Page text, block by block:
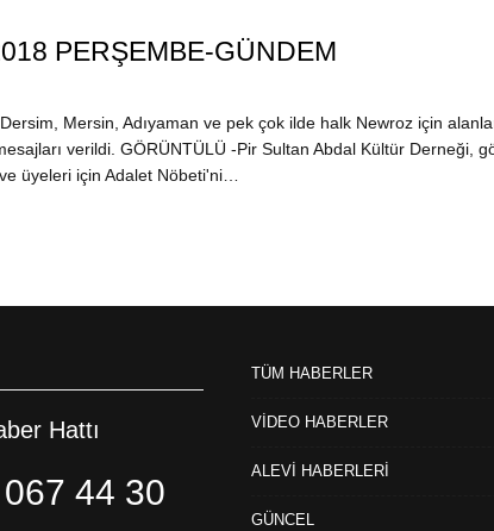
PERŞEMBE-GÜNDEM
Mersin, Adıyaman ve pek çok ilde halk Newroz için
verildi. GÖRÜNTÜLÜ -Pir Sultan Abdal Kültür Derneği,
üyeleri için Adalet Nöbeti'ni…
Hattı
44 30
TÜM HABERLER
VİDEO HABERLER
ALEVİ HABERLERİ
GÜNCEL